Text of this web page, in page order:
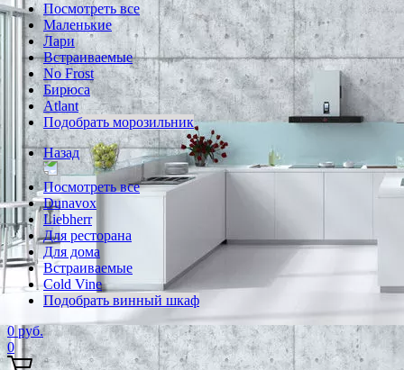
Посмотреть все
Маленькие
Лари
Встраиваемые
No Frost
Бирюса
Atlant
Подобрать морозильник
Назад
Посмотреть все
Dunavox
Liebherr
Для ресторана
Для дома
Встраиваемые
Cold Vine
Подобрать винный шкаф
0 руб.
0